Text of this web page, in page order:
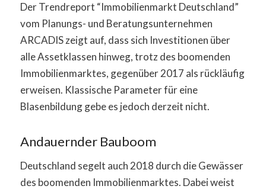
Der Trendreport “Immobilienmarkt Deutschland”
vom Planungs- und Beratungsunternehmen
ARCADIS zeigt auf, dass sich Investitionen über
alle Assetklassen hinweg, trotz des boomenden
Immobilienmarktes, gegenüber 2017 als rückläufig
erweisen. Klassische Parameter für eine
Blasenbildung gebe es jedoch derzeit nicht.
Andauernder Bauboom
Deutschland segelt auch 2018 durch die Gewässer
des boomenden Immobilienmarktes. Dabei weist